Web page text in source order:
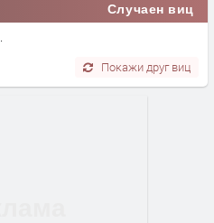
Случаен виц
Покажи друг виц